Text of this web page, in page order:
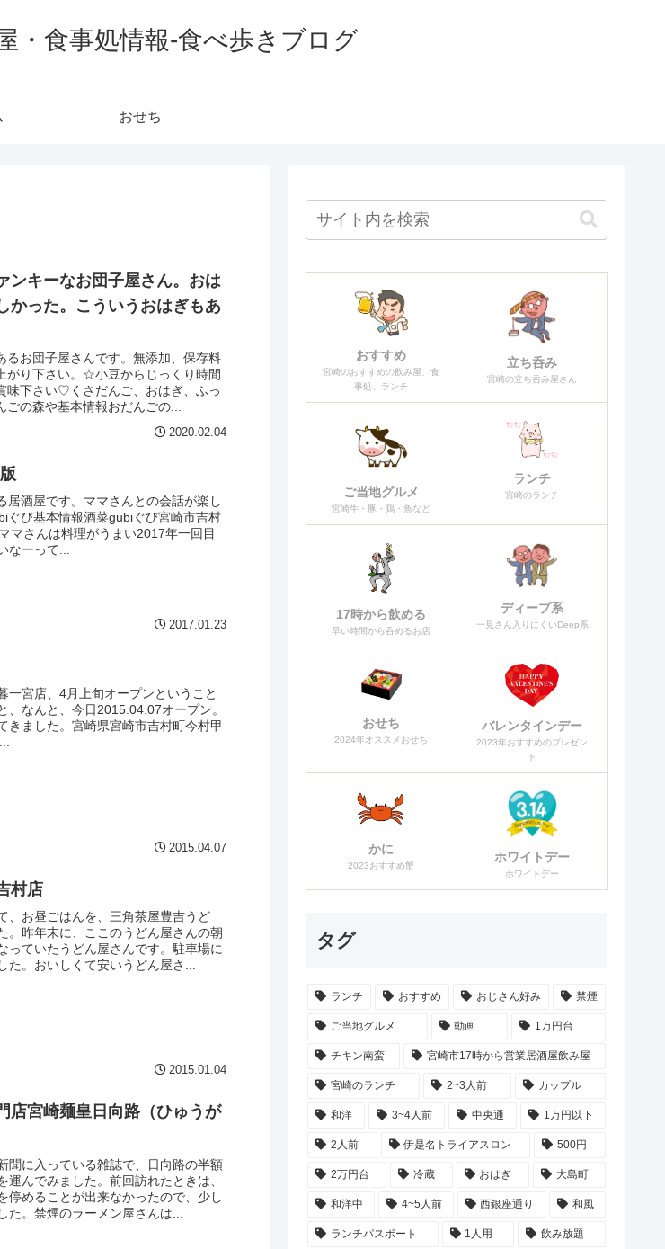
・食事処情報-食べ歩きブログ
おせち
ンキーなお団子屋さん。おは
かった。こういうおはぎもあ
るお団子屋さんです。無添加、保存料
がり下さい。☆小豆からじっくり時間
味下さい♡くさだんご、おはぎ、ふっ
の森や基本情報おだんごの...
2020.02.04
居酒屋です。ママさんとの会話が楽し
ぐび基本情報酒菜gubiぐび宮崎市吉村
マさんは料理がうまい2017年一回目
なーって...
2017.01.23
一宮店、4月上旬オープンということ
、なんと、今日2015.04.07オープン。
きました。宮崎県宮崎市吉村町今村甲
2015.04.07
村店
、お昼ごはんを、三角茶屋豊吉うど
昨年末に、ここのうどん屋さんの朝
っていたうどん屋さんです。駐車場に
。おいしくて安いうどん屋さ...
2015.01.04
店宮崎麺皇日向路（ひゅうが
聞に入っている雑誌で、日向路の半額
運んでみました。前回訪れたときは、
停めることが出来なかったので、少し
。禁煙のラーメン屋さんは...
おすすめ
宮崎のおすすめの飲み屋、食
事処、ランチ
立ち呑み
宮崎の立ち呑み屋さん
ご当地グルメ
宮崎牛・豚・鶏・魚など
ランチ
宮崎のランチ
17時から飲める
早い時間から呑めるお店
ディープ系
一見さん入りにくいDeep系
おせち
2024年オススメおせち
バレンタインデー
2023年おすすめのプレゼン
ト
かに
2023おすすめ蟹
ホワイトデー
ホワイトデー
タグ
ランチ おすすめ おじさん好み 禁煙
ご当地グルメ 動画 1万円台
チキン南蛮 宮崎市17時から営業居酒屋飲み屋
宮崎のランチ 2~3人前 カップル
和洋 3~4人前 中央通 1万円以下
2人前 伊是名トライアスロン 500円
2万円台 冷蔵 おはぎ 大島町
和洋中 4~5人前 西銀座通り 和風
ランチパスポート 1人用 飲み放題